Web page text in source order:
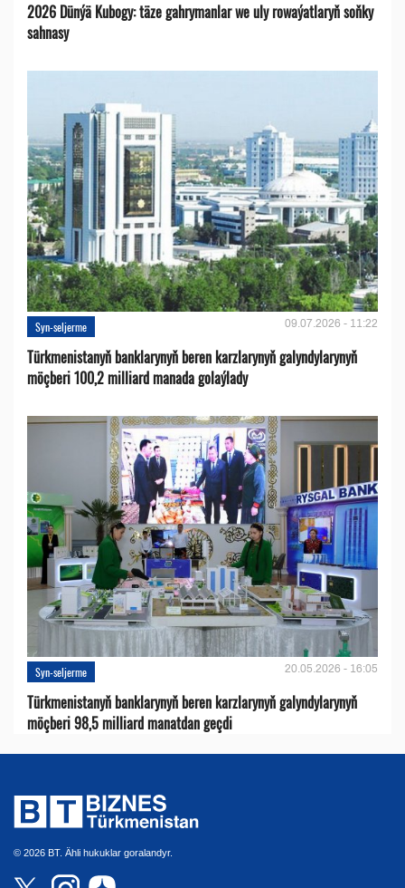
2026 Dünýä Kubogy: täze gahrymanlar we uly rowaýatlaryň soňky
sahnasy
Syn-seljerme 09.07.2026 - 11:22
Türkmenistanyň banklarynyň beren karzlarynyň galyndylarynyň
möçberi 100,2 milliard manada golaýlady
Syn-seljerme 20.05.2026 - 16:05
Türkmenistanyň banklarynyň beren karzlarynyň galyndylarynyň
möçberi 98,5 milliard manatdan geçdi
© 2026 BT. Ähli hukuklar goralandyr.